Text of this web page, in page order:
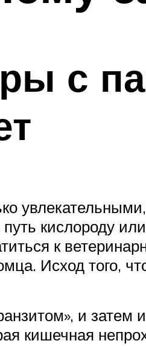
с
кислороду
к
Исход того,
и затем
кишечная